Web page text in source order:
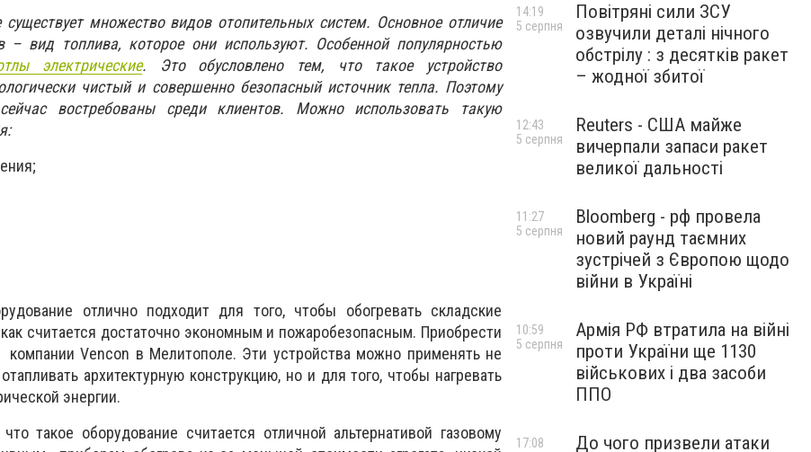
множество видов отопительных систем. Основное отличие
– вид топлива, которое они используют. Особенной популярностью
электрические. Это обусловлено тем, что такое устройство
чистый и совершенно безопасный источник тепла. Поэтому
востребованы среди клиентов. Можно использовать такую
отлично подходит для того, чтобы обогревать складские
считается достаточно экономным и пожаробезопасным. Приобрести
компании Vencon в Мелитополе. Эти устройства можно применять не
архитектурную конструкцию, но и для того, чтобы нагревать
энергии.
такое оборудование считается отличной альтернативой газовому
Повітряні сили ЗСУ
озвучили деталі нічного
обстрілу : з десятків ракет
– жодної збитої
14:19
5 серпня
Reuters - США майже
вичерпали запаси ракет
великої дальності
12:43
5 серпня
Bloomberg - рф провела
новий раунд таємних
зустрічей з Європою щодо
війни в Україні
11:27
5 серпня
Армія РФ втратила на війні
проти України ще 1130
військових і два засоби
ППО
10:59
5 серпня
До чого призвели атаки
17:08